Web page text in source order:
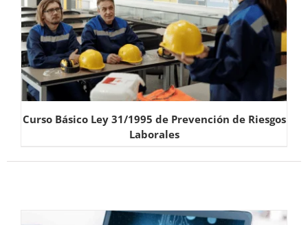
Curso Básico Ley 31/1995 de Prevención de Riesgos
Laborales